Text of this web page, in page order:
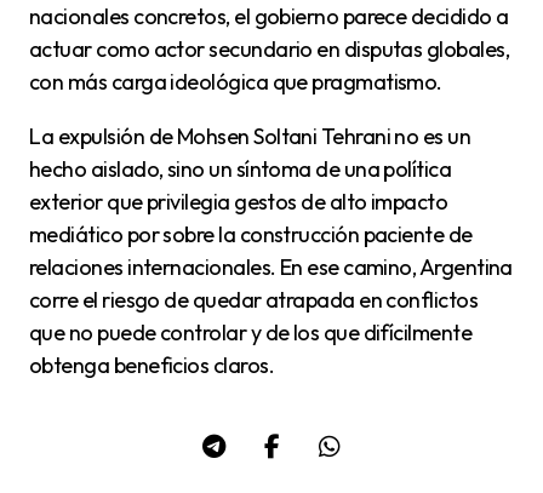
nacionales concretos, el gobierno parece decidido a
actuar como actor secundario en disputas globales,
con más carga ideológica que pragmatismo.
La expulsión de Mohsen Soltani Tehrani no es un
hecho aislado, sino un síntoma de una política
exterior que privilegia gestos de alto impacto
mediático por sobre la construcción paciente de
relaciones internacionales. En ese camino, Argentina
corre el riesgo de quedar atrapada en conflictos
que no puede controlar y de los que difícilmente
obtenga beneficios claros.